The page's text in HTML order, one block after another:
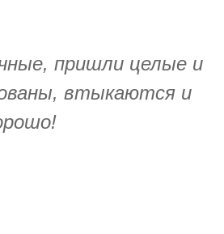
пришли целые и
втыкаются и